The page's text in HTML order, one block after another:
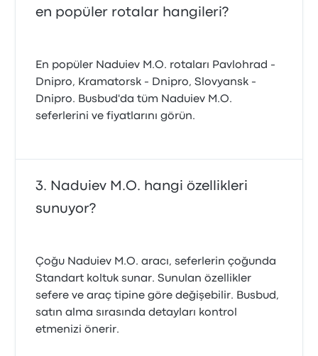
en popüler rotalar hangileri?
En popüler Naduiev M.O. rotaları Pavlohrad -
Dnipro, Kramatorsk - Dnipro, Slovyansk -
Dnipro. Busbud'da tüm Naduiev M.O.
seferlerini ve fiyatlarını görün.
Naduiev M.O. hangi özellikleri
sunuyor?
Çoğu Naduiev M.O. aracı, seferlerin çoğunda
Standart koltuk sunar. Sunulan özellikler
sefere ve araç tipine göre değişebilir. Busbud,
satın alma sırasında detayları kontrol
etmenizi önerir.